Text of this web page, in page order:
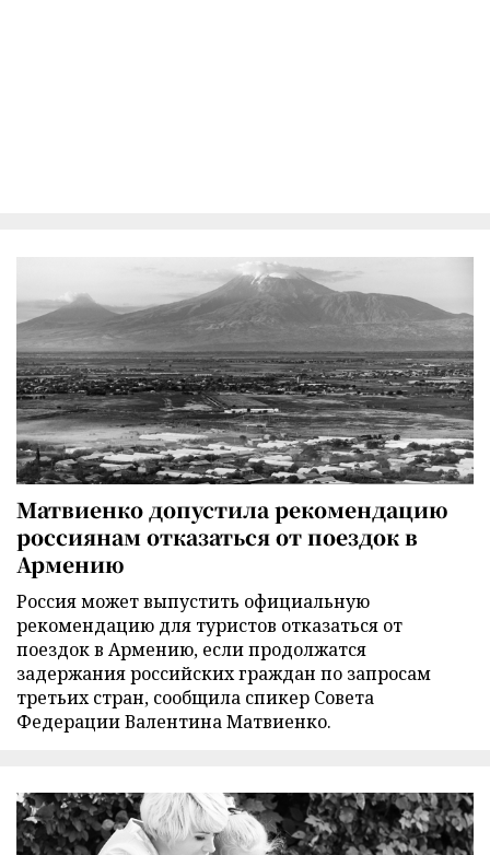
Матвиенко допустила рекомендацию
россиянам отказаться от поездок в
Армению
Россия может выпустить официальную
рекомендацию для туристов отказаться от
поездок в Армению, если продолжатся
задержания российских граждан по запросам
третьих стран, сообщила спикер Совета
Федерации Валентина Матвиенко.